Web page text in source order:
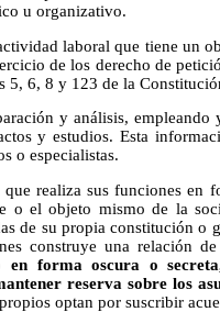
u organizativo.
laboral que tiene un
de los derecho de
5, 6, 8 y 123 de la
y análisis, empleando
y estudios. Esta
o especialistas.
realiza sus funciones en
o el objeto mismo de la
de su propia constitución o
construye una relación
en forma oscura o
reserva sobre los
optan por suscribir